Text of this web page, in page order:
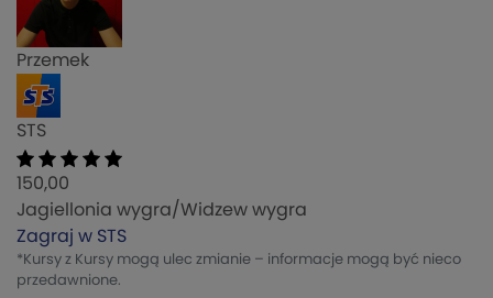
Przemek
STS
150,00
Jagiellonia wygra/Widzew wygra
Zagraj w STS
*Kursy z Kursy mogą ulec zmianie – informacje mogą być nieco
przedawnione.